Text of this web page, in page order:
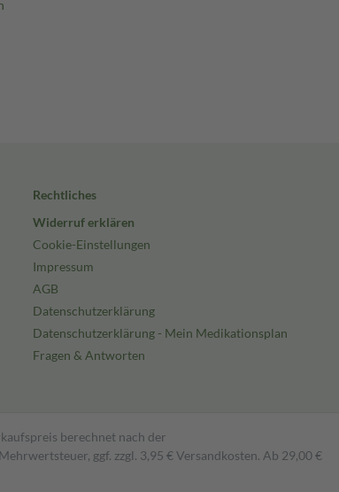
Rechtliches
Widerruf erklären
Cookie-Einstellungen
Impressum
AGB
Datenschutzerklärung
Datenschutzerklärung - Mein Medikationsplan
Fragen & Antworten
berechnet nach der
ggf. zzgl. 3,95 € Versandkosten. Ab 29,00 €